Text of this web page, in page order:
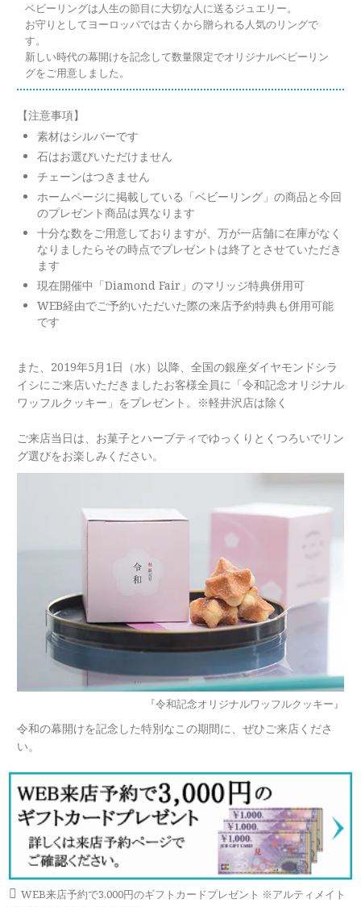
ベビーリングは人生の節目に大切な人に送るジュエリー。
お守りとしてヨーロッパでは古くから贈られる人気のリングで
す。
新しい時代の幕開けを記念して数量限定でオリジナルベビーリン
グをご用意しました。
【注意事項】
素材はシルバーです
石はお選びいただけません
チェーンはつきません
ホームページに掲載している「ベビーリング」の商品と今回
のプレゼント商品は異なります
十分な数をご用意しておりますが、万が一店舗に在庫がなく
なりましたらその時点でプレゼントは終了とさせていただき
ます
現在開催中「Diamond Fair」のマリッジ特典併用可
WEB経由でご予約いただいた際の来店予約特典も併用可能
です
また、2019年5月1日（水）以降、全国の銀座ダイヤモンドシラ
イシにご来店いただきましたお客様全員に「令和記念オリジナル
ワッフルクッキー」をプレゼント。※軽井沢店は除く
ご来店当日は、お菓子とハーブティでゆっくりとくつろいでリン
グ選びをお楽しみください。
『令和記念オリジナルワッフルクッキー』
令和の幕開けを記念した特別なこの期間に、ぜひご来店くださ
い。
WEB来店予約で3,000円のギフトカードプレゼント ※アルティメイト